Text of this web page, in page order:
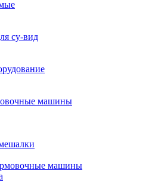
су-вид
машины
машины